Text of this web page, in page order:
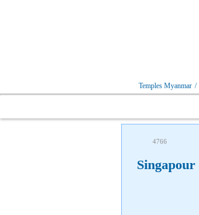
Temples Myanmar /
4766
Singapour